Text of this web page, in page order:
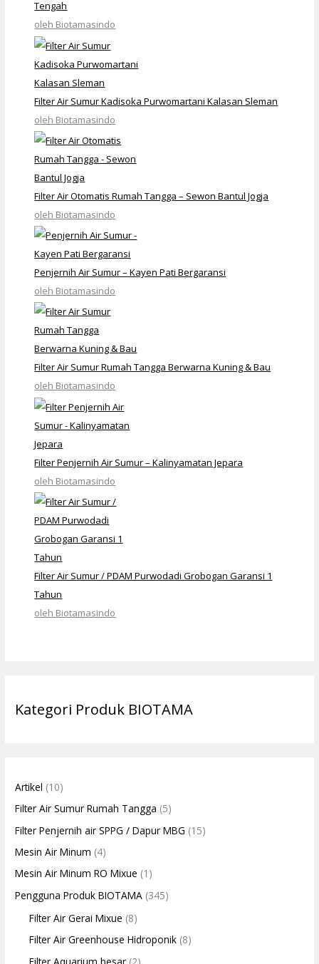
Tengah
oleh Biotamasindo
Filter Air Sumur Kadisoka Purwomartani Kalasan Sleman
oleh Biotamasindo
Filter Air Otomatis Rumah Tangga – Sewon Bantul Jogja
oleh Biotamasindo
Penjernih Air Sumur – Kayen Pati Bergaransi
oleh Biotamasindo
Filter Air Sumur Rumah Tangga Berwarna Kuning & Bau
oleh Biotamasindo
Filter Penjernih Air Sumur – Kalinyamatan Jepara
oleh Biotamasindo
Filter Air Sumur / PDAM Purwodadi Grobogan Garansi 1
Tahun
oleh Biotamasindo
Kategori Produk BIOTAMA
Artikel (10)
Filter Air Sumur Rumah Tangga (5)
Filter Penjernih air SPPG / Dapur MBG (15)
Mesin Air Minum (4)
Mesin Air Minum RO Mixue (1)
Pengguna Produk BIOTAMA (345)
Filter Air Gerai Mixue (8)
Filter Air Greenhouse Hidroponik (8)
Filter Aquarium besar (2)